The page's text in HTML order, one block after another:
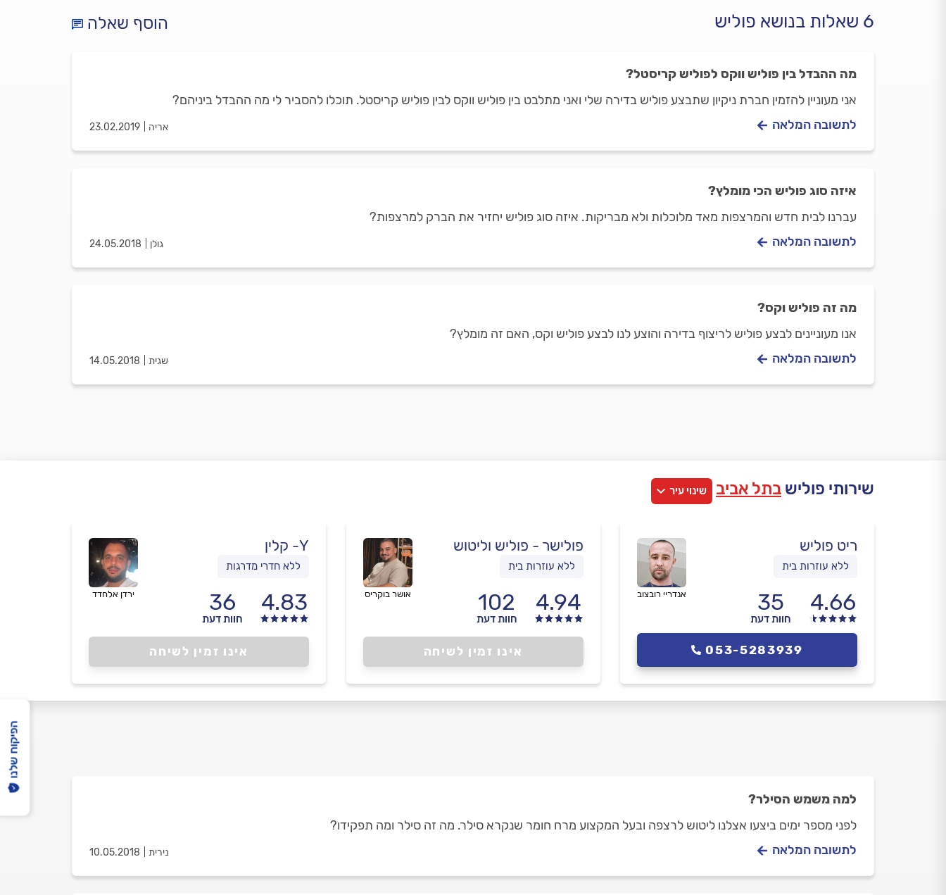
6 שאלות בנושא פוליש הוסף שאלה
מה ההבדל בין פוליש ווקס לפוליש קריסטל?
אני מעוניין להזמין חברת ניקיון שתבצע פוליש בדירה שלי ואני מתלבט בין פוליש ווקס לבין פוליש קריסטל. תוכלו להסביר לי מה ההבדל ביניהם?
אריה 23.02.2019 לתשובה המלאה
איזה סוג פוליש הכי מומלץ?
עברנו לבית חדש והמרצפות מאד מלוכלות ולא מבריקות. איזה סוג פוליש יחזיר את הברק למרצפות?
גולן 24.05.2018 לתשובה המלאה
מה זה פוליש וקס?
אנו מעוניינים לבצע פוליש לריצוף בדירה והוצע לנו לבצע פוליש וקס, האם זה מומלץ?
שגית 14.05.2018 לתשובה המלאה
שירותי פוליש בתל אביב שינוי עיר
ריט פוליש
ללא עוזרות בית
4.66
35
חוות דעת
אנדריי רובצוב
053-5283939
פולישר - פוליש וליטוש
ללא עוזרות בית
4.94
102
חוות דעת
אושר בוקריס
אינו זמין לשיחה
Y- קלין
ללא חדרי מדרגות
4.83
36
חוות דעת
ירדן אלחדד
אינו זמין לשיחה
למה משמש הסילר?
לפני מספר ימים ביצעו אצלנו ליטוש לרצפה ובעל המקצוע מרח חומר שנקרא סילר. מה זה סילר ומה תפקידו?
נירית 10.05.2018 לתשובה המלאה
הפיקוח שלנו